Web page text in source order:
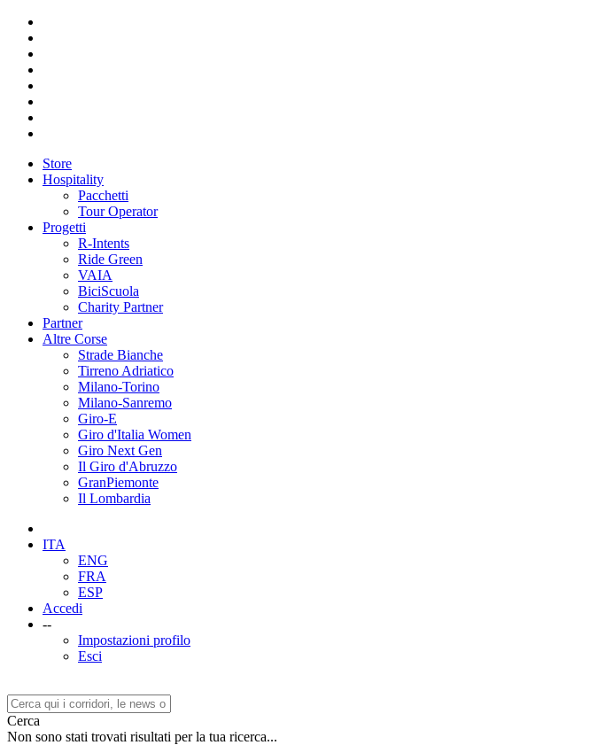
Store
Hospitality
Pacchetti
Tour Operator
Progetti
R-Intents
Ride Green
VAIA
BiciScuola
Charity Partner
Partner
Altre Corse
Strade Bianche
Tirreno Adriatico
Milano-Torino
Milano-Sanremo
Giro-E
Giro d'Italia Women
Giro Next Gen
Il Giro d'Abruzzo
GranPiemonte
Il Lombardia
ITA
ENG
FRA
ESP
Accedi
--
Impostazioni profilo
Esci
Cerca
Non sono stati trovati risultati per la tua ricerca...